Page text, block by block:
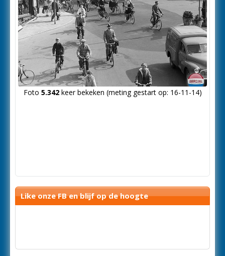
Foto 5.342keer bekeken (meting gestart op: 16-11-14)
Like onze FB en blijf op de hoogte